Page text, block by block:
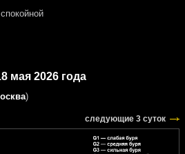
мая 2026 года
)
следующие 3 суток